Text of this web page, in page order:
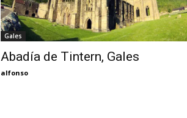
Gales
Abadía de Tintern, Gales
alfonso